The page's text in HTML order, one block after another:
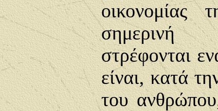
οικονομίας
σημερινή
στρέφονται
είναι, κατά
του